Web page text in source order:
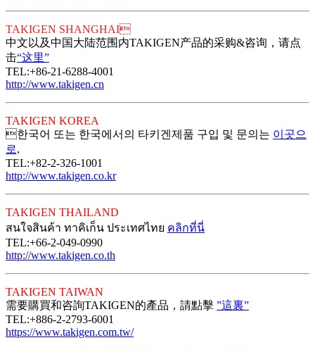
TAKIGEN SHANGHAI
中文以及中国大陆范围内TAKIGEN产品的采购&咨询，请点
击“这里”
TEL:+86-21-6288-4001
http://www.takigen.cn
TAKIGEN KOREA
한국어 또는 한국에서의 타키겐제품 구입 및 문의는 이곳으
로,
TEL:+82-2-326-1001
http://www.takigen.co.kr
TAKIGEN THAILAND
สนใจสินค้า ทาคิเก็น ประเทศไทย คลิกที่นี่
TEL:+66-2-049-0990
http://www.takigen.co.th
TAKIGEN TAIWAN
需要購買和咨詢TAKIGEN的產品，請點擊 ”這裏”
TEL:+886-2-2793-6001
https://www.takigen.com.tw/